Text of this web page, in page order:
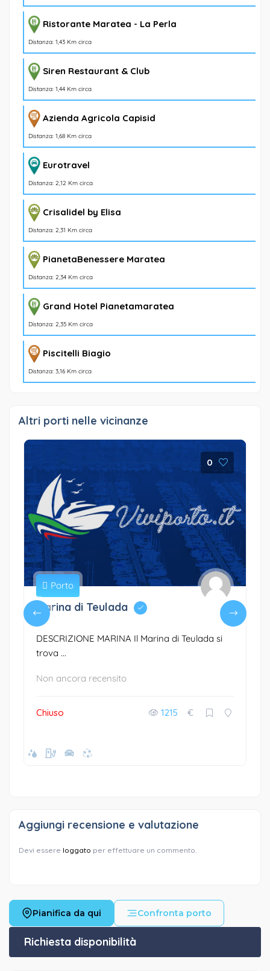
Ristorante Maratea - La Perla
Distanza: 1,43 Km circa
Siren Restaurant & Club
Distanza: 1,44 Km circa
Azienda Agricola Capisid
Distanza: 1,68 Km circa
Eurotravel
Distanza: 2,12 Km circa
Crisalidel by Elisa
Distanza: 2,31 Km circa
PianetaBenessere Maratea
Distanza: 2,34 Km circa
Grand Hotel Pianetamaratea
Distanza: 2,35 Km circa
Piscitelli Biagio
Distanza: 3,16 Km circa
Altri porti nelle vicinanze
0
Porto
Marina di Teulada
DESCRIZIONE MARINA Il Marina di Teulada si
trova ...
Non ancora recensito
Chiuso 1215 €
Aggiungi recensione e valutazione
Devi essere loggato per effettuare un commento.
Pianifica da qui Confronta porto
Richiesta disponibilità